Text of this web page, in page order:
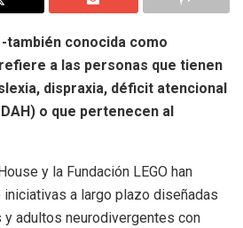
también conocida como
a las personas que tienen
dispraxia, déficit atencional
o que pertenecen al
y la Fundación LEGO han
iniciativas a largo plazo diseñadas
y adultos neurodivergentes con